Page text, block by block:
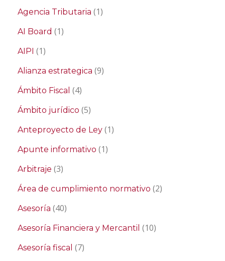
Agencia Tributaria (1)
AI Board (1)
AIPI (1)
Alianza estrategica (9)
Ámbito Fiscal (4)
Ámbito jurídico (5)
Anteproyecto de Ley (1)
Apunte informativo (1)
Arbitraje (3)
Área de cumplimiento normativo (2)
Asesoría (40)
Asesoría Financiera y Mercantil (10)
Asesoría fiscal (7)